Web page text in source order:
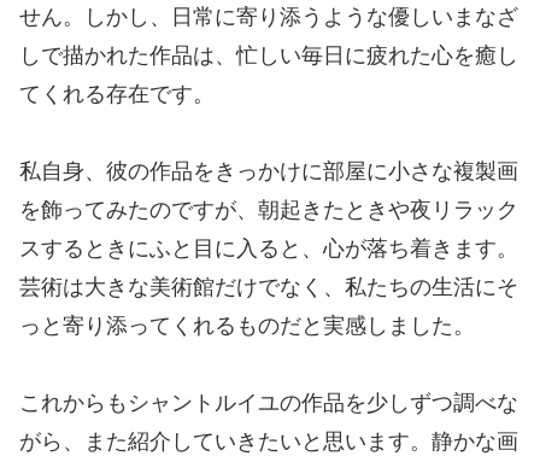
せん。しかし、日常に寄り添うような優しいまなざ
しで描かれた作品は、忙しい毎日に疲れた心を癒し
てくれる存在です。
私自身、彼の作品をきっかけに部屋に小さな複製画
を飾ってみたのですが、朝起きたときや夜リラック
スするときにふと目に入ると、心が落ち着きます。
芸術は大きな美術館だけでなく、私たちの生活にそ
っと寄り添ってくれるものだと実感しました。
これからもシャントルイユの作品を少しずつ調べな
がら、また紹介していきたいと思います。静かな画